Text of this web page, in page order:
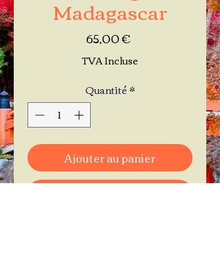
Madagascar
65,00 €Prix
TVA Incluse
Quantité*
Ajouter au panier